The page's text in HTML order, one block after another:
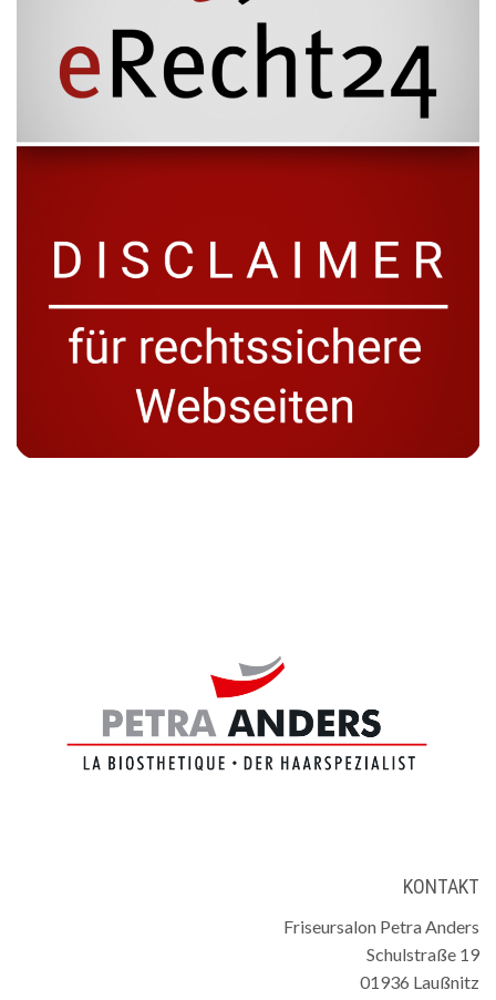
KONTAKT
Friseursalon Petra Anders
Schulstraße 19
01936 Laußnitz